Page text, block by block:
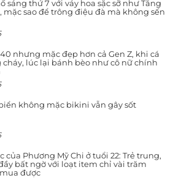
sáng thứ 7 với váy hoa sặc sỡ như Tăng
mặc sao để trông điệu đà mà không sến
nhưng mặc đẹp hơn cả Gen Z, khi cá
lúc lại bánh bèo như cô nữ chính
không mặc bikini vẫn gây sốt
của Phương Mỹ Chi ở tuổi 22: Trẻ trung,
bất ngờ với loạt item chỉ vài trăm
được